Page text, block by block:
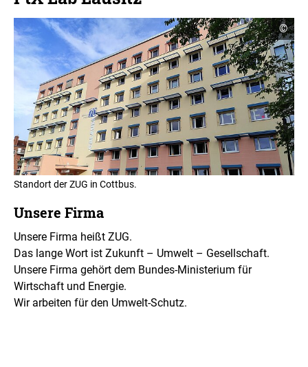
C
o
p
y
r
i
g
h
t
I
n
f
o
r
©
Standort der ZUG in Cottbus.
Unsere Firma
Unsere Firma heißt ZUG.
Das lange Wort ist Zukunft – Umwelt – Gesellschaft.
Unsere Firma gehört dem Bundes-Ministerium für
Wirtschaft und Energie.
Wir arbeiten für den Umwelt-Schutz.